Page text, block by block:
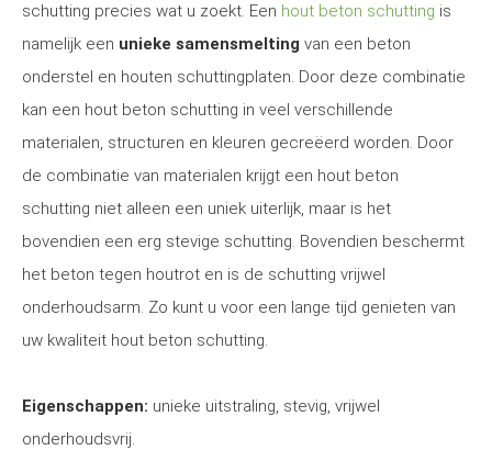
schutting precies wat u zoekt. Een hout beton schutting is
namelijk een unieke samensmelting van een beton
onderstel en houten schuttingplaten. Door deze combinatie
kan een hout beton schutting in veel verschillende
materialen, structuren en kleuren gecreëerd worden. Door
de combinatie van materialen krijgt een hout beton
schutting niet alleen een uniek uiterlijk, maar is het
bovendien een erg stevige schutting. Bovendien beschermt
het beton tegen houtrot en is de schutting vrijwel
onderhoudsarm. Zo kunt u voor een lange tijd genieten van
uw kwaliteit hout beton schutting.
Eigenschappen: unieke uitstraling, stevig, vrijwel
onderhoudsvrij.